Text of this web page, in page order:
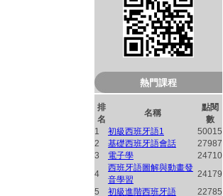
熱門課程
排
名
名稱
點閱
數
1
初級西班牙語1
50015
2
基礎西班牙語會話
27987
3
電子學
24710
4
西班牙語圖解與動畫發
音學習
24179
5
初級進階西班牙語 22785